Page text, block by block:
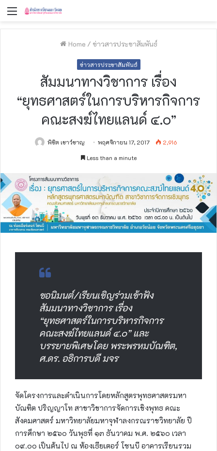
Menu
Home / ข่าวสารประชาสัมพันธ์
ข่าวสารประชาสัมพันธ์
สัมมนาทางวิชาการ เรื่อง
“ยุทธศาสตร์ในการบริหารกิจการ
คณะสงฆ์ไทยแลนด์ ๔.๐”
พิชิต เชาว์ชาญ พฤศจิกายน 17, 2017
2,916
Less than a minute
ขอนิมนต์/เรียนเชิญร่วมเข้าฟัง
สัมมนาทางวิชาการ เรื่อง
“ยุทธศาสตร์ในการบริหารกิจการ
คณะสงฆ์ไทยแลนด์ ๔.๐” และ
บรรยายพิเศษโดย พระพรหมบัณฑิต,
ศ.ดร. อธิการบดี มจร
จัดโครงการและดำเนินการโดยหลักสูตรพุทธศาสตรมหา
บัณฑิต ปริญญาโท สาขาวิชาการจัดการเชิงพุทธ คณะ
สังคมศาสตร์ มหาวิทยาลัยมหาจุฬาลงกรณราชวิทยาลัย ปี
การศึกษา ๒๕๖๐ วันพุธที่ ๑๓ ธันวาคม พ.ศ. ๒๕๖๐ เวลา
๐๙.๐๐ เป็นต้นไป ณ ห้องเธียเตอร์ โซนบี อาคารเรียนรวม